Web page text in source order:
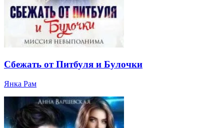
Сбежать от Питбуля и Булочки
Янка Рам